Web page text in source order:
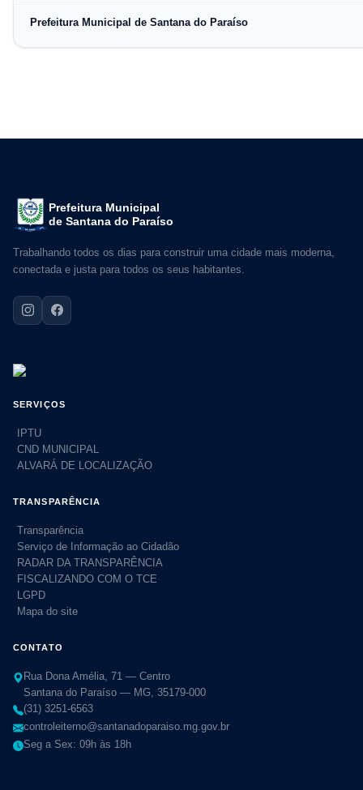
Prefeitura Municipal de Santana do Paraíso
Prefeitura Municipal
de Santana do Paraíso
Trabalhando todos os dias para construir uma cidade mais moderna,
conectada e justa para todos os seus habitantes.
SERVIÇOS
IPTU
CND MUNICIPAL
ALVARÁ DE LOCALIZAÇÃO
TRANSPARÊNCIA
Transparência
Serviço de Informação ao Cidadão
RADAR DA TRANSPARÊNCIA
FISCALIZANDO COM O TCE
LGPD
Mapa do site
CONTATO
Rua Dona Amélia, 71 — Centro
Santana do Paraíso — MG, 35179-000
(31) 3251-6563
controleiterno@santanadoparaiso.mg.gov.br
Seg a Sex: 09h às 18h